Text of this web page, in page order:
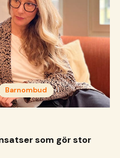
Barnombud +1
som gör stor